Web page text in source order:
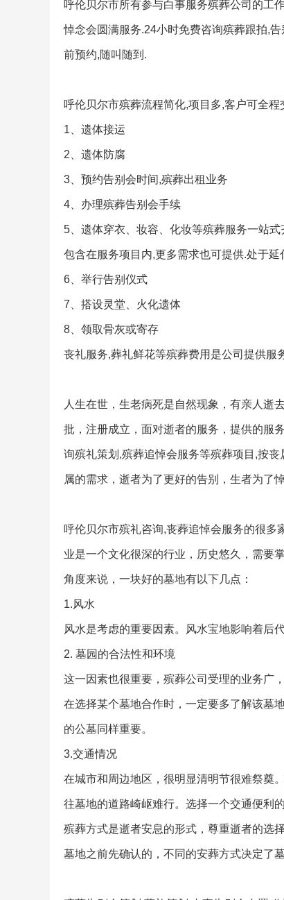
呼伦贝尔市所有参与白事服务殡葬公司的工
悼念会圆满服务.24小时免费咨询殡葬跟拍,
前预约,随叫随到.
呼伦贝尔市殡葬流程简化,项目多,客户可全
1、遗体接运
2、遗体防腐
3、预约告别会时间,殡葬出租业务
4、办理殡葬告别会手续
5、遗体穿衣、妆容、化妆等殡葬服务一站
包含在服务项目内,更多需求也可提供.处于延
6、举行告别仪式
7、搭设灵堂、火化遗体
8、领取骨灰或寄存
丧礼服务,葬礼鲜花等殡葬费用是公司提供服
人生在世，生老病死是自然现象，有亲人逝
批，注册成立，面对逝者的服务，提供的服
询殡礼策划,殡葬追悼会服务等殡葬项目,按
属的需求，逝者为了更好的告别，生者为了
呼伦贝尔市殡礼咨询,丧葬追悼会服务的很
业是一个文化很深的行业，历史悠久，需要
角度来说，一块好的墓地有以下几点：
1.风水
风水是考虑的重要因素。风水宝地影响着后
2. 墓园的合法性和环境
这一因素也很重要，殡葬公司受理的业务广
在选择某个墓地合作时，一定要多了解该墓
的公墓同样重要。
3.交通情况
在城市和周边地区，很明显清明节很难祭奠
往墓地的道路崎岖难行。选择一个交通便利
殡葬方式是逝者安息的形式，尊重逝者的选
墓地之前先确认的，不同的安葬方式决定了墓